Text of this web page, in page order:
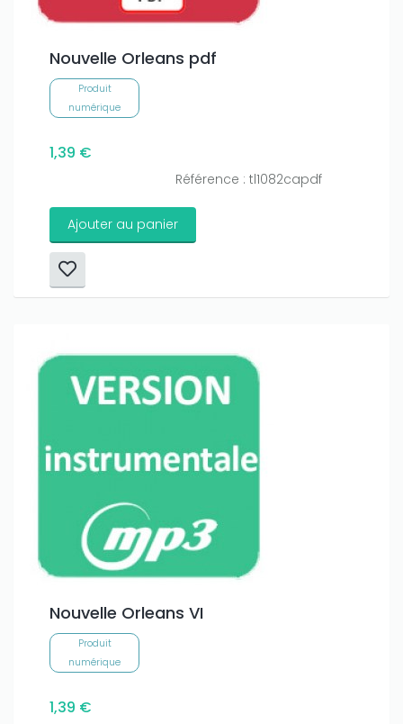
Nouvelle Orleans pdf
Produit
numérique
1,39 €
Référence : tl1082capdf
Ajouter au panier
Nouvelle Orleans VI
Produit
numérique
1,39 €